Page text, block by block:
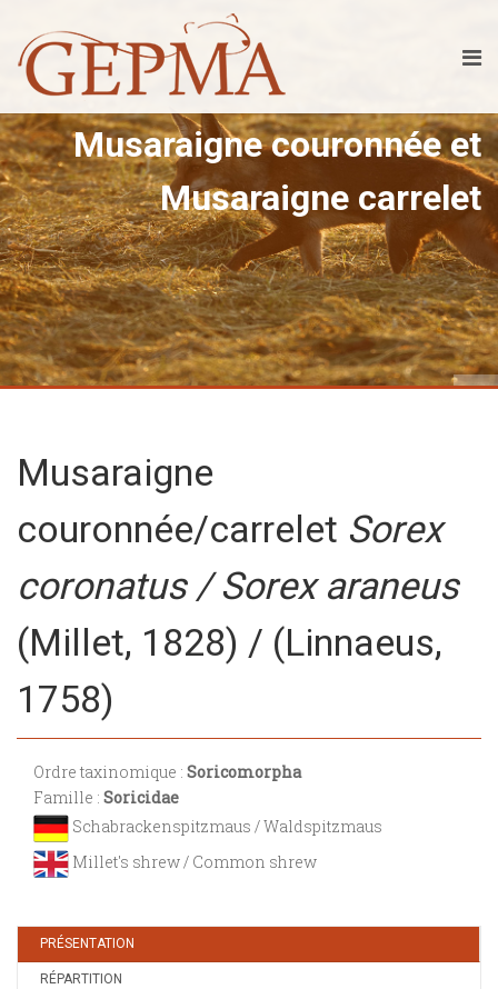
Musaraigne couronnée et
Musaraigne carrelet
Musaraigne
couronnée/carrelet Sorex
coronatus / Sorex araneus
(Millet, 1828) / (Linnaeus,
1758)
Ordre taxinomique : Soricomorpha
Famille : Soricidae
Schabrackenspitzmaus / Waldspitzmaus
Millet's shrew / Common shrew
PRÉSENTATION
RÉPARTITION